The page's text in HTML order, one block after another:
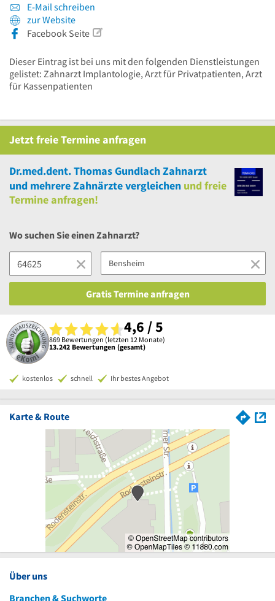
E-Mail schreiben
zur Website
Facebook Seite
Dieser Eintrag ist bei uns mit den folgenden Dienstleistungen
gelistet: Zahnarzt Implantologie, Arzt für Privatpatienten, Arzt
für Kassenpatienten
JetztfreieTermine anfragen
Dr.med.dent. Thomas Gundlach Zahnarzt
und mehrereZahnärzte vergleichen undfreie
Termine anfragen!
Wo suchen Sie einen Zahnarzt?
Gratis Termine anfragen
4,6 / 5
869 Bewertungen (letzten 12 Monate)
13.242 Bewertungen (gesamt)
kostenlos schnell Ihr bestes Angebot
Karte & Route
Über uns
Branchen & Suchworte